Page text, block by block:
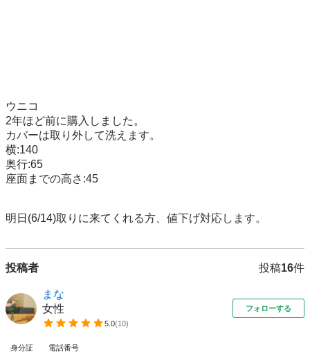
ウニコ
2年ほど前に購入しました。
カバーは取り外して洗えます。
横:140
奥行:65
座面までの高さ:45
明日(6/14)取りに来てくれる方、値下げ対応します。
投稿者 投稿16件
まな
女性
5.0(10)
フォローする
身分証 電話番号